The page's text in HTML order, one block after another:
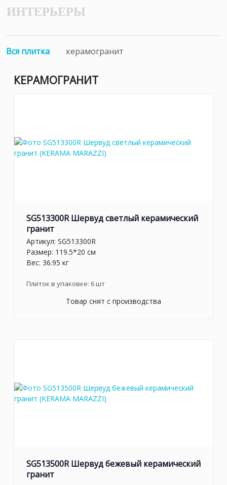
ИНТЕРЬЕРЫ
Вся плитка керамогранит
КЕРАМОГРАНИТ
SG513300R Шервуд светлый керамический
гранит
Артикул: SG513300R
Размер: 119.5*20 см
Вес: 36.95 кг
Плиток в упаковке: 6шт
Товар снят с производства
SG513500R Шервуд бежевый керамический
гранит